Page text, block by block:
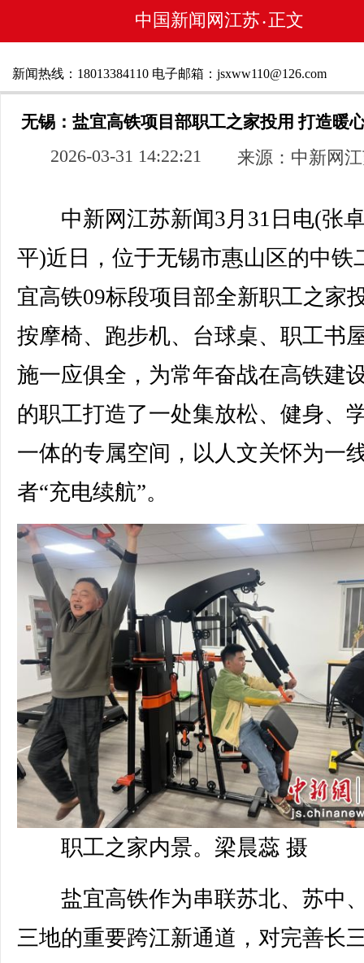
中国新闻网江苏 • 正文
新闻热线：18013384110 电子邮箱：jsxww110@126.com
无锡：盐宜高铁项目部职工之家投用 打造暖
2026-03-31 14:22:21 来源：中新网
中新网江苏新闻3月31日电(张
平)近日，位于无锡市惠山区的中铁
宜高铁09标段项目部全新职工之家
按摩椅、跑步机、台球桌、职工书
施一应俱全，为常年奋战在高铁建
的职工打造了一处集放松、健身、
一体的专属空间，以人文关怀为一
者“充电续航”。
职工之家内景。梁晨蕊 摄
盐宜高铁作为串联苏北、苏中
三地的重要跨江新通道，对完善长